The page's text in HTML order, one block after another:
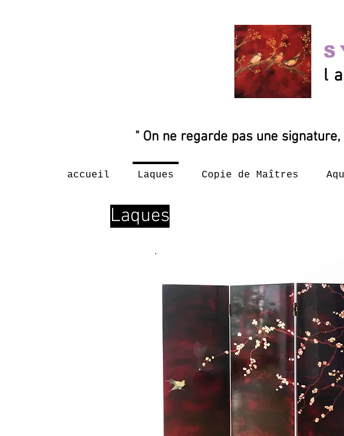
" On ne regarde pas une
accueil Laques Copie de Maîtres
Laques